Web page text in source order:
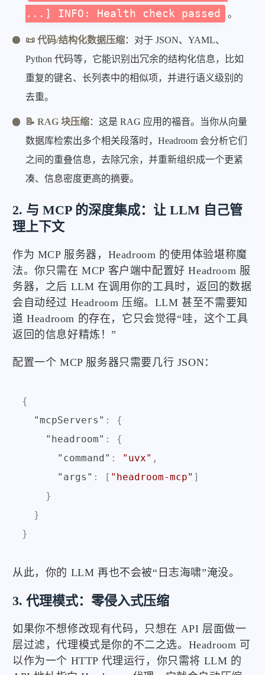
...] INFO: Health check passed
。
📜 代码/结构化数据压缩：对于 JSON、YAML、
Python 代码等，它能识别出冗余的结构化信息，比如
重复的键名、长列表中的相似项，并进行语义级别的
去重。
📝 RAG 块压缩：这是 RAG 应用的福音。当你从向量
数据库检索出多个相关段落时，Headroom 会分析它们
之间的重叠信息，去除冗余，并重新组织成一个更紧
凑、信息密度更高的摘要。
2. 与 MCP 的深度集成：让 LLM 自己管
理上下文
作为 MCP 服务器，Headroom 的使用体验堪称魔
法。你只需在 MCP 客户端中配置好 Headroom 服
务器，之后 LLM 在调用你的工具时，返回的数据
会自动经过 Headroom 压缩。LLM 甚至不需要知
道 Headroom 的存在，它只会觉得“哇，这个工具
返回的信息好精炼！”
配置一个 MCP 服务器只需要几行 JSON：
{
"mcpServers" :
{
"headroom" :
{
"command" : "uvx" ,
"args" : [ "headroom-mcp" ]
}
}
}
从此，你的 LLM 再也不会被“日志海啸”淹没。
3. 代理模式：零侵入式压缩
如果你不想修改现有代码，只想在 API 层面做一
层过滤，代理模式是你的不二之选。Headroom 可
以作为一个 HTTP 代理运行，你只需将 LLM 的